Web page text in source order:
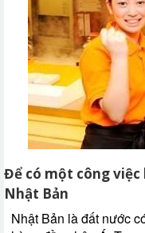
Để có một công
Nhật Bản
Nhật Bản là đất nước